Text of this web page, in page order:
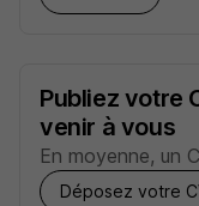
Publiez votre
venir à vous
En moyenne, un
Déposez votre